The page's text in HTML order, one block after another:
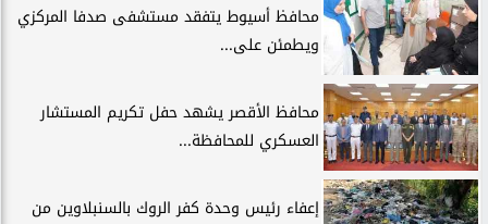
محافظ أسيوط يتفقد مستشفى صدفا المركزي
ويطمئن على...
محافظ الأقصر يشهد حفل تكريم المستشار
العسكري للمحافظة...
إعفاء رئيس وحدة كفر الروك بالسنبلاوين من